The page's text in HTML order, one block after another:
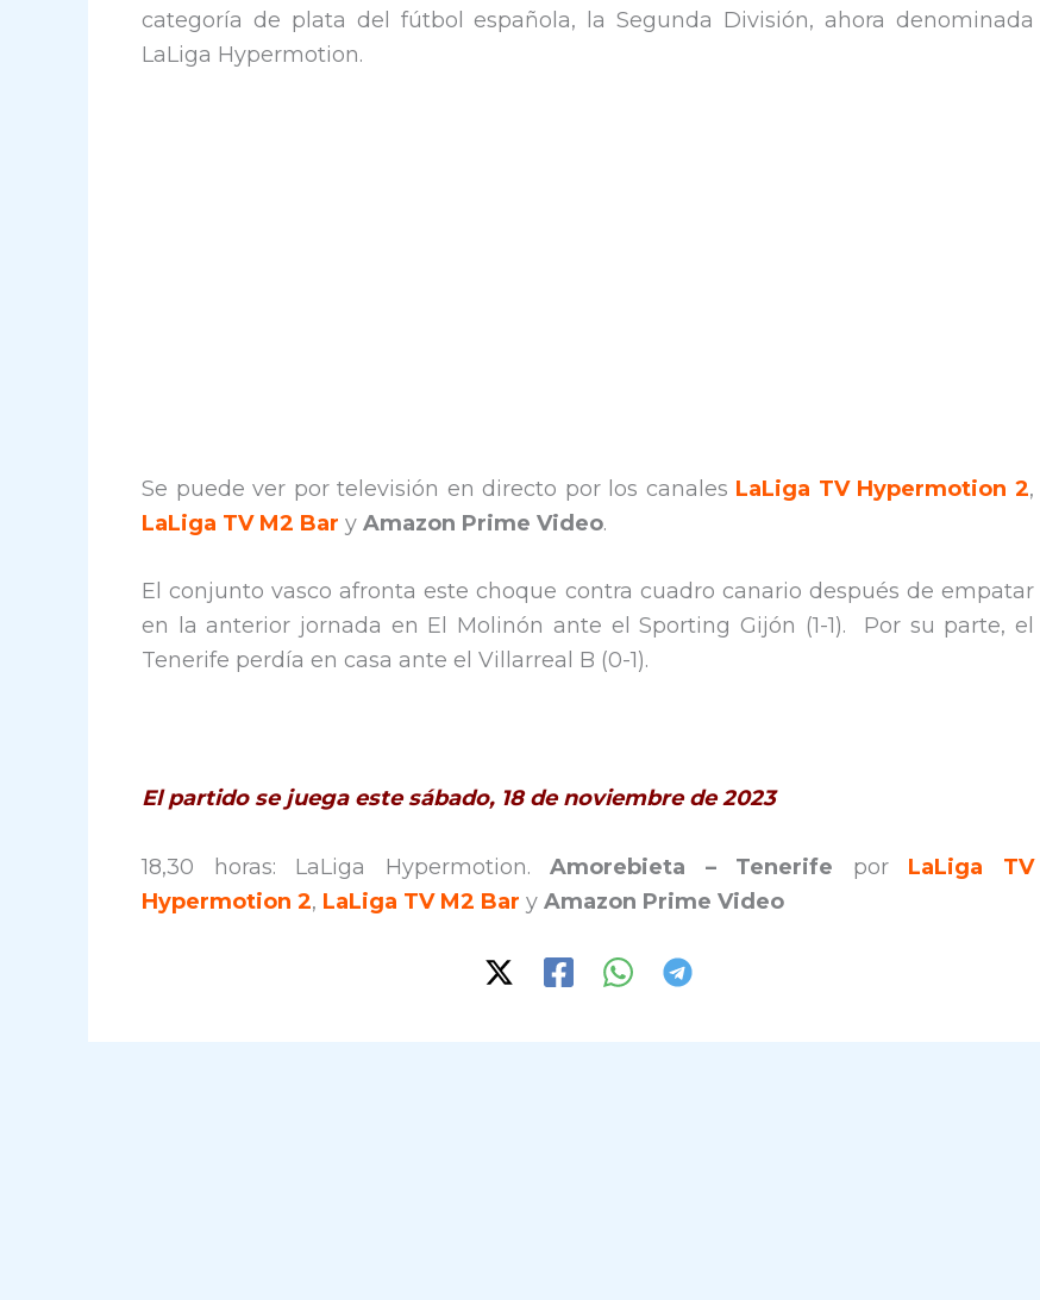
categoría de plata del fútbol española, la Segunda División, ahora denominada
LaLiga Hypermotion.
Se puede ver por televisión en directo por los canales LaLiga TV Hypermotion 2,
LaLiga TV M2 Bar y Amazon Prime Video.
El conjunto vasco afronta este choque contra cuadro canario después de empatar
en la anterior jornada en El Molinón ante el Sporting Gijón (1-1). Por su parte, el
Tenerife perdía en casa ante el Villarreal B (0-1).
El partido se juega este sábado, 18 de noviembre de 2023
18,30 horas: LaLiga Hypermotion.Amorebieta – Tenerife por LaLiga TV
Hypermotion 2, LaLiga TV M2 Bar y Amazon Prime Video